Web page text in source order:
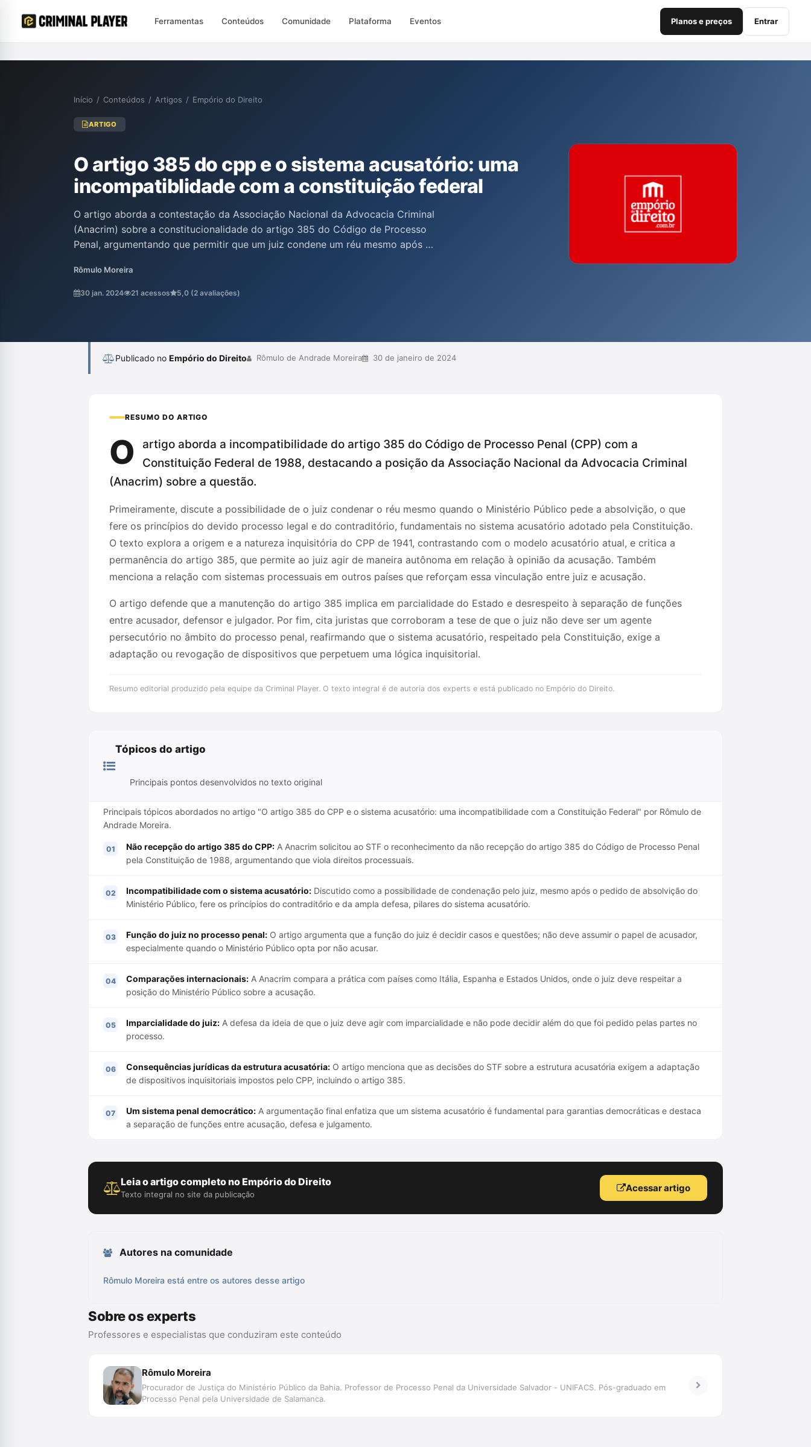
Ferramentas Conteúdos Comunidade Plataforma Eventos Planos e preços Entrar
Início / Conteúdos / Artigos / Empório do Direito
ARTIGO
O artigo 385 do cpp e o sistema acusatório: uma
incompatiblidade com a constituição federal
O artigo aborda a contestação da Associação Nacional da Advocacia Criminal
(Anacrim) sobre a constitucionalidade do artigo 385 do Código de Processo
Penal, argumentando que permitir que um juiz condene um réu mesmo após o
devido processo legal e do sistema acusatório estabelecido pela Constituição
de 1988. Através de uma análise crítica, os autores sustentam que essa
Rômulo Moreira
30 jan. 2024 21 acessos 5,0 (2 avaliações)
Publicado no Empório do Direito Rômulo de Andrade Moreira 30 de janeiro de 2024
RESUMO DO ARTIGO
O
artigo aborda a incompatibilidade do artigo 385 do Código de Processo Penal (CPP) com a
Constituição Federal de 1988, destacando a posição da Associação Nacional da Advocacia Criminal
(Anacrim) sobre a questão.
Primeiramente, discute a possibilidade de o juiz condenar o réu mesmo quando o Ministério Público pede a absolvição, o que
fere os princípios do devido processo legal e do contraditório, fundamentais no sistema acusatório adotado pela Constituição.
O texto explora a origem e a natureza inquisitória do CPP de 1941, contrastando com o modelo acusatório atual, e critica a
permanência do artigo 385, que permite ao juiz agir de maneira autônoma em relação à opinião da acusação. Também
menciona a relação com sistemas processuais em outros países que reforçam essa vinculação entre juiz e acusação.
O artigo defende que a manutenção do artigo 385 implica em parcialidade do Estado e desrespeito à separação de funções
entre acusador, defensor e julgador. Por fim, cita juristas que corroboram a tese de que o juiz não deve ser um agente
persecutório no âmbito do processo penal, reafirmando que o sistema acusatório, respeitado pela Constituição, exige a
adaptação ou revogação de dispositivos que perpetuem uma lógica inquisitorial.
Resumo editorial produzido pela equipe da Criminal Player. O texto integral é de autoria dos experts e está publicado no Empório do Direito.
Tópicos do artigo
Principais pontos desenvolvidos no texto original
Principais tópicos abordados no artigo "O artigo 385 do CPP e o sistema acusatório: uma incompatibilidade com a Constituição Federal" por Rômulo de
Andrade Moreira.
Não recepção do artigo 385 do CPP: A Anacrim solicitou ao STF o reconhecimento da não recepção do artigo 385 do Código de Processo Penal
pela Constituição de 1988, argumentando que viola direitos processuais.
Incompatibilidade com o sistema acusatório: Discutido como a possibilidade de condenação pelo juiz, mesmo após o pedido de absolvição do
Ministério Público, fere os princípios do contraditório e da ampla defesa, pilares do sistema acusatório.
Função do juiz no processo penal: O artigo argumenta que a função do juiz é decidir casos e questões; não deve assumir o papel de acusador,
especialmente quando o Ministério Público opta por não acusar.
Comparações internacionais: A Anacrim compara a prática com países como Itália, Espanha e Estados Unidos, onde o juiz deve respeitar a
posição do Ministério Público sobre a acusação.
Imparcialidade do juiz: A defesa da ideia de que o juiz deve agir com imparcialidade e não pode decidir além do que foi pedido pelas partes no
processo.
Consequências jurídicas da estrutura acusatória: O artigo menciona que as decisões do STF sobre a estrutura acusatória exigem a adaptação
de dispositivos inquisitoriais impostos pelo CPP, incluindo o artigo 385.
Um sistema penal democrático: A argumentação final enfatiza que um sistema acusatório é fundamental para garantias democráticas e destaca
a separação de funções entre acusação, defesa e julgamento.
Leia o artigo completo no Empório do Direito
Texto integral no site da publicação
Acessar artigo
Autores na comunidade
Rômulo Moreira está entre os autores desse artigo
Sobre os experts
Professores e especialistas que conduziram este conteúdo
Rômulo Moreira
Procurador de Justiça do Ministério Público da Bahia. Professor de Processo Penal da Universidade Salvador - UNIFACS. Pós-graduado em
Processo Penal pela Universidade de Salamanca.